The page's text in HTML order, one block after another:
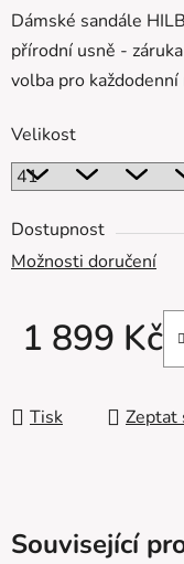
Dámské sandále
přírodní usně -
volba pro každodenní
Velikost
Dostupnost
Možnosti doručení
1 899 Kč
Tisk Zeptat
Související